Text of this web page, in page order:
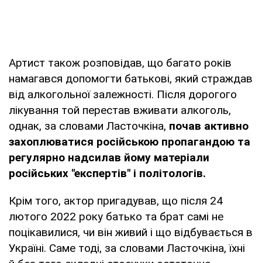
Артист також розповідав, що багато років
намагався допомогти батькові, який страждав
від алкогольної залежності. Після дорогого
лікування той перестав вживати алкоголь,
однак, за словами Ласточкіна, почав активно
захоплюватися російською пропагандою та
регулярно надсилав йому матеріали
російських "експертів" і політологів.
Крім того, актор пригадував, що після 24
лютого 2022 року батько та брат самі не
поцікавилися, чи він живий і що відбувається в
Україні. Саме тоді, за словами Ласточкіна, їхні